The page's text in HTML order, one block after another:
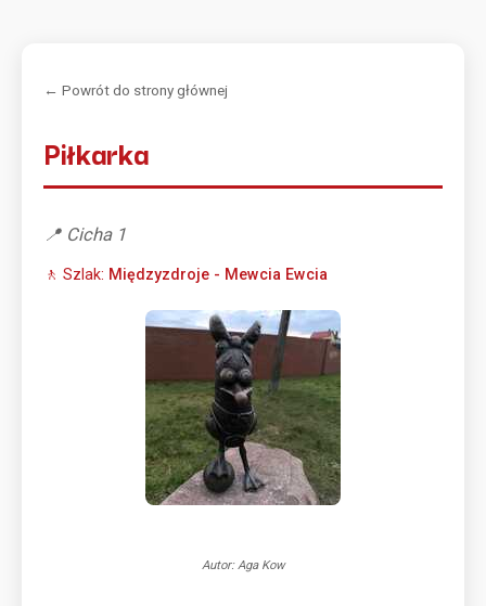
← Powrót do strony głównej
Piłkarka
📍 Cicha 1
🚶 Szlak: Międzyzdroje - Mewcia Ewcia
Autor: Aga Kow